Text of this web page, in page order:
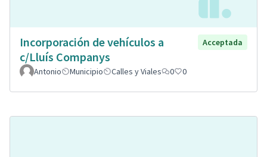
Incorporación de vehículos a
c/Lluís Companys
Acceptada
Antonio Municipio Calles y Viales 0 0